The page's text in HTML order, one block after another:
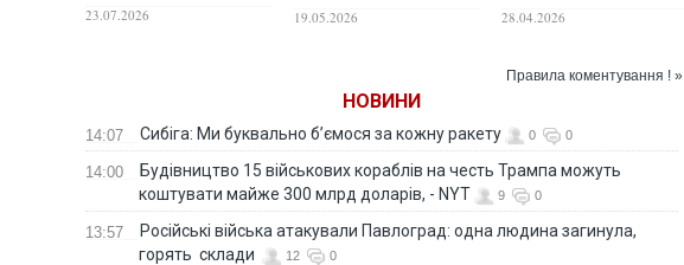
23.07.2026
Royce
19.05.2026 28.04.2026
Правила коментування ! »
НОВИНИ
14:07 Сибіга: Ми буквально б’ємося за кожну ракету 0 0
14:00
Будівництво 15 військових кораблів на честь Трампа можуть
коштувати майже 300 млрд доларів, - NYT
9 0
13:57
Російські війська атакували Павлоград: одна людина загинула,
горять склади
12 0